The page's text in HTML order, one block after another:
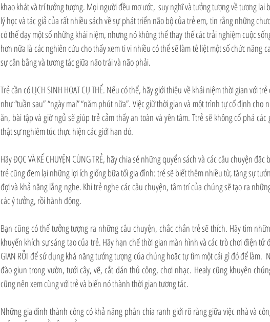
khao khát và trí tưởng tượng. Mọi người đều mơ ước,  suy nghĩ và tưởng tượng về tương lai
lý học và tác giả của rất nhiều sách về sự phát triển não bộ của trẻ em, tin rằng những
có thể dạy một số những khái niệm, nhưng nó không thể thay thế các trải nghiệm cuộc
hơn nữa là các nghiên cứu cho thấy xem ti vi nhiều có thể sẽ làm tê liệt một số chức năng
sự cân bằng và tương tác giữa não trái và não phải.
Trẻ cần có LỊCH SINH HOẠT CỤ THỂ. Nếu có thể, hãy giới thiệu về khái niệm thời gian với
như “tuần sau” “ngày mai” “năm phút nữa”. Việc giữ thời gian và một trình tự cố định
ăn, bài tập và giờ ngủ sẽ giúp trẻ cảm thấy an toàn và yên tâm. Ttrẻ sẽ không cố phá
thật sự nghiêm túc thực hiện các giới hạn đó.
Hãy ĐỌC VÀ KỂ CHUYỆN CÙNG TRẺ, hãy chia sẻ những quyển sách và các câu chuyện
trẻ cũng đem lại những lợi ích giống bữa tối gia đình: trẻ sẽ biết thêm nhiều từ, tăng sự
đợi và khả năng lắng nghe. Khi trẻ nghe các câu chuyện, tâm trí của chúng sẽ tạo ra
các ý tưởng, rồi hành động.
Bạn cũng có thể tưởng tượng ra những câu chuyện, chắc chắn trẻ sẽ thích. Hãy tìm
khuyến khích sự sáng tạo của trẻ. Hãy hạn chế thời gian màn hình và các trò chơi điện tử
GIAN RỖI để sử dụng khả năng tưởng tượng của chúng hoặc tự tìm một cái gì đó để làm.
đào giun trong vườn, tưới cây, vẽ, cắt dán thủ công, chơi nhạc. Healy cũng khuyên
cũng nên xem cùng với trẻ và biến nó thành thời gian tương tác.
Những gia đình thành công có khả năng phân chia ranh giới rõ ràng giữa việc nhà và